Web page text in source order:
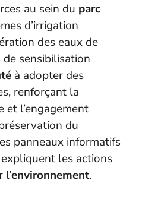
au sein du parc
d’irrigation
des eaux de
sensibilisation
à adopter des
renforçant la
et l’engagement
du
panneaux informatifs
expliquent les actions
environnement.